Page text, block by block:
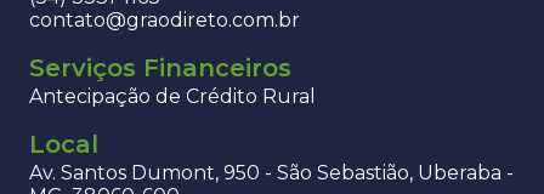
contato@graodireto.com.br
Serviços Financeiros
Antecipação de Crédito Rural
Local
Av. Santos Dumont, 950 - São Sebastião, Uberaba -